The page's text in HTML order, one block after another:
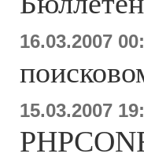
16.03.2007
15.03.2007